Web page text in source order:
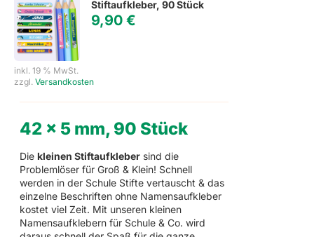
Stiftaufkleber, 90 Stück
9,90€
inkl. 19 % MwSt.
zzgl. Versandkosten
42 x 5 mm, 90 Stück
Diekleinen Stiftaufkleber sind die
Problemlöser für Groß & Klein! Schnell
werden in der Schule Stifte vertauscht & das
einzelne Beschriften ohne Namensaufkleber
kostet viel Zeit. Mit unseren kleinen
Namensaufklebern für Schule & Co. wird